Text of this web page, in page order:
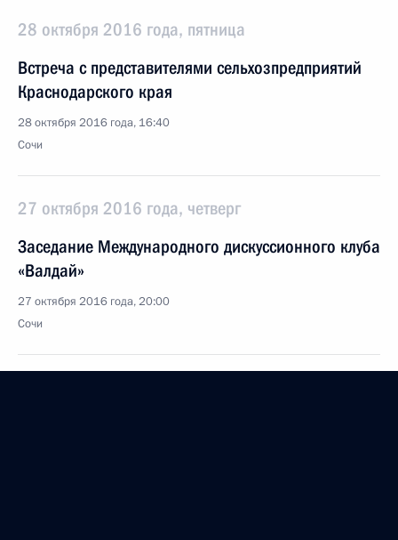
28 октября 2016 года, пятница
Встреча с представителями сельхозпредприятий
Краснодарского края
28 октября 2016 года, 16:40
Сочи
27 октября 2016 года, четверг
Заседание Международного дискуссионного клуба
«Валдай»
27 октября 2016 года, 20:00
Сочи